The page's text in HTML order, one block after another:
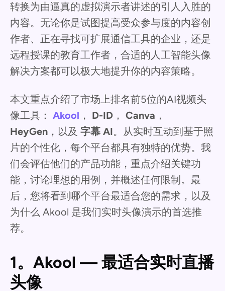
转换为由逼真的虚拟演示者讲述的引人入胜的
内容。无论你是试图提高受众参与度的内容创
作者、正在寻找可扩展通信工具的企业，还是
远程授课的教育工作者，合适的人工智能头像
解决方案都可以极大地提升你的内容策略。
本文重点介绍了市场上排名前5位的AI视频头
像工具： Akool ， D-ID ， Canva ，
HeyGen ，以及 字幕 AI。从实时互动到基于照
片的个性化，每个平台都具有独特的优势。我
们会评估他们的产品功能，重点介绍关键功
能，讨论理想的用例，并概述任何限制。最
后，您将看到哪个平台最适合您的需求，以及
为什么 Akool 是我们实时头像演示的首选推
荐。
1。Akool — 最适合实时直播
头像